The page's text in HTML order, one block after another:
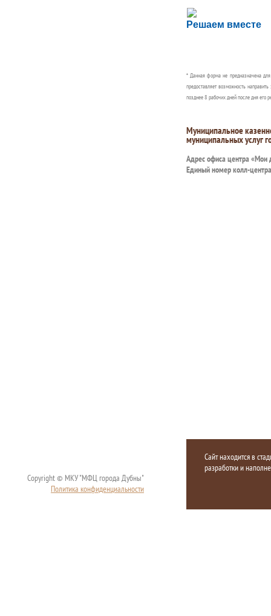
Решаем вместе
Сложности с
Сообщите об этом
* Данная форма не предназначена
предоставляет возможность
позднее 8 рабочих дней после дня его
Муниципальное
муниципальных услуг
Адрес офиса центра «Мои
Единый номер колл-
Copyright © МКУ "МФЦ города Дубны"
Политика конфиденциальности
Сайт находится в
разработки и